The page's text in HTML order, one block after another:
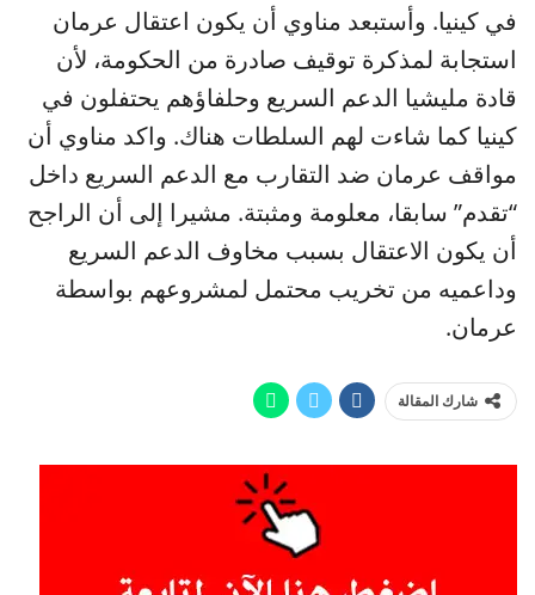
في كينيا. وأستبعد مناوي أن يكون اعتقال عرمان
استجابة لمذكرة توقيف صادرة من الحكومة، لأن
قادة مليشيا الدعم السريع وحلفاؤهم يحتفلون في
كينيا كما شاءت لهم السلطات هناك. واكد مناوي أن
مواقف عرمان ضد التقارب مع الدعم السريع داخل
“تقدم” سابقا، معلومة ومثبتة. مشيرا إلى أن الراجح
أن يكون الاعتقال بسبب مخاوف الدعم السريع
وداعميه من تخريب محتمل لمشروعهم بواسطة
عرمان.
شارك المقالة